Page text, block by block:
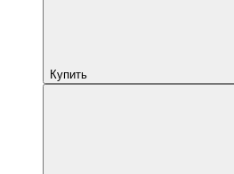
Купить